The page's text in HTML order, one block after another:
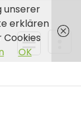
unserer
erklären
Cookies
OK